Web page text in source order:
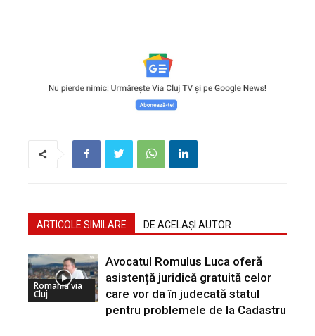
ARTICOLE SIMILARE DE ACELAȘI AUTOR
Romania via
Cluj
Avocatul Romulus Luca oferă
asistență juridică gratuită celor
care vor da în judecată statul
pentru problemele de la Cadastru